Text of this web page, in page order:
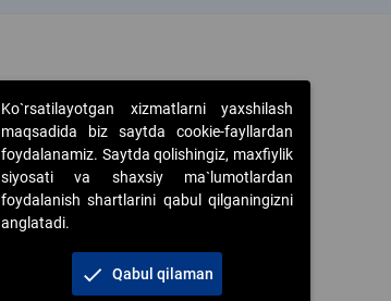
Ko`rsatilayotgan xizmatlarni yaxshilash
maqsadida biz saytda cookie-fayllardan
foydalanamiz. Saytda qolishingiz, maxfiylik
siyosati va shaxsiy ma`lumotlardan
foydalanish shartlarini qabul qilganingizni
anglatadi.
check Qabul qilaman